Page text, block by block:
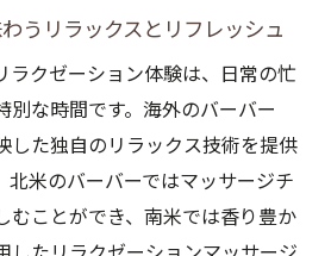
る現地メンズバーバーの活用
ーが旅に加える新しい経験
体験がもたらす旅の思い出
ズバーバーを活用するための
うリラックスとリフレッシュ
ラクゼーション体験は、日常の忙
別な時間です。海外のバーバー
した独自のリラックス技術を提供
北米のバーバーではマッサージチ
むことができ、南米では香り豊か